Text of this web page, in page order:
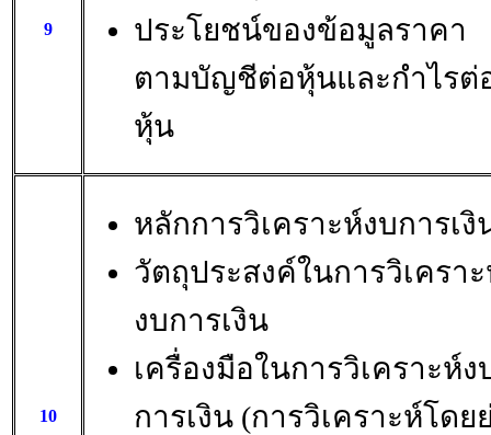
9
ประโยชน์ของข้อมูลราคา
ตามบัญชีต่อหุ้นและกำไรต่
หุ้น
10
หลักการวิเคราะห์งบการเงิ
วัตถุประสงค์ในการวิเครา
งบการเงิน
เครื่องมือในการวิเคราะห์ง
การเงิน (การวิเคราะห์โดย